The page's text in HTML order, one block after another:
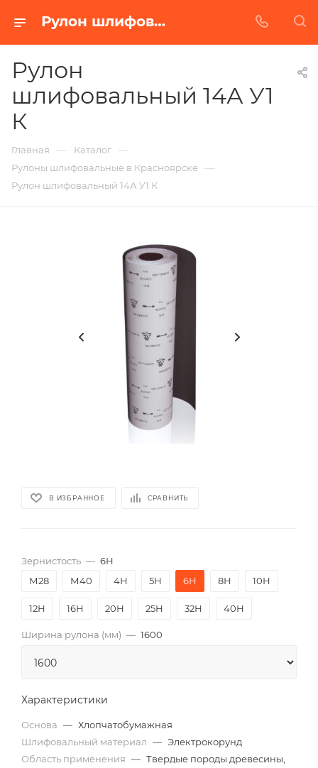
Рулон шлифовальный 14А У1 К в Красноярске | Купить по недорогой цене от Абразивного Завода
Рулон
шлифовальный 14А У1
К
Главная — Каталог —
Рулоны шлифовальные в Красноярске —
Рулон шлифовальный 14А У1 К
В ИЗБРАННОЕ СРАВНИТЬ
Зернистость — 6Н
М28
М40 4Н 5Н 6Н 8Н 10Н
12Н 16Н 20Н 25Н 32Н 40Н
Ширина рулона (мм) — 1600
Характеристики
Основа — Хлопчатобумажная
Шлифовальный материал — Электрокорунд
Область применения — Твердые породы древесины,